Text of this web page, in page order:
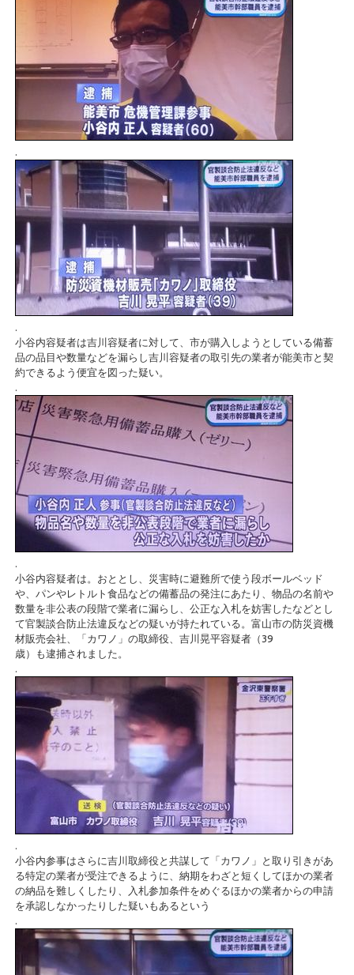
.
.
小谷内容疑者は吉川容疑者に対して、市が購入しようとしている備蓄
品の品目や数量などを漏らし吉川容疑者の取引先の業者が能美市と契
約できるよう便宜を図った疑い。
.
.
小谷内容疑者は。おととし、災害時に避難所で使う段ボールベッド
や、パンやレトルト食品などの備蓄品の発注にあたり、物品の名前や
数量を非公表の段階で業者に漏らし、公正な入札を妨害したなどとし
て官製談合防止法違反などの疑いが持たれている。富山市の防災資機
材販売会社、「カワノ」の取締役、吉川晃平容疑者（39
歳）も逮捕されました。
.
.
小谷内参事はさらに吉川取締役と共謀して「カワノ」と取り引きがあ
る特定の業者が受注できるように、納期をわざと短くしてほかの業者
の納品を難しくしたり、入札参加条件をめぐるほかの業者からの申請
を承認しなかったりした疑いもあるという
.